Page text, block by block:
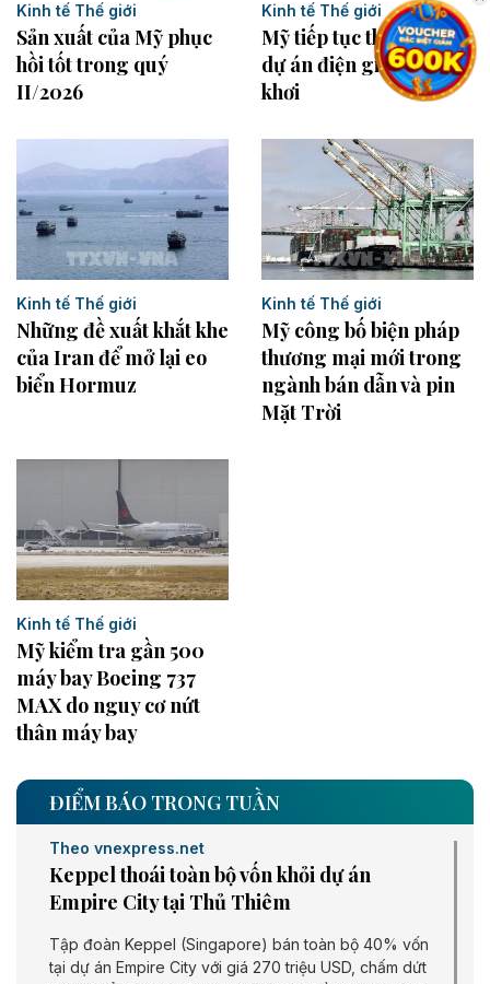
Kinh tế Thế giới
Sản xuất của Mỹ phục
hồi tốt trong quý
II/2026
Kinh tế Thế giới
Mỹ tiếp tục thu hẹp các
dự án điện gió ngoài
khơi
Kinh tế Thế giới
Những đề xuất khắt khe
của Iran để mở lại eo
biển Hormuz
Kinh tế Thế giới
Mỹ công bố biện pháp
thương mại mới trong
ngành bán dẫn và pin
Mặt Trời
Kinh tế Thế giới
Mỹ kiểm tra gần 500
máy bay Boeing 737
MAX do nguy cơ nứt
thân máy bay
ĐIỂM BÁO TRONG TUẦN
Theo vnexpress.net
Keppel thoái toàn bộ vốn khỏi dự án
Empire City tại Thủ Thiêm
Tập đoàn Keppel (Singapore) bán toàn bộ 40% vốn
tại dự án Empire City với giá 270 triệu USD, chấm dứt